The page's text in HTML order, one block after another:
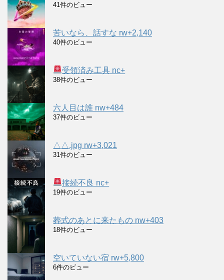
41件のビュー
苦いなら、話すな rw+2,140
40件のビュー
受領済み工具 nc+
38件のビュー
六人目は誰 nw+484
37件のビュー
△△.jpg rw+3,021
31件のビュー
接続不良 nc+
19件のビュー
葬式のあとに来たもの nw+403
18件のビュー
空いていない宿 rw+5,800
6件のビュー